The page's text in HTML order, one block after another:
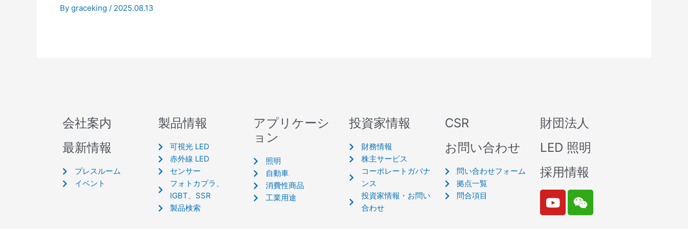
By graceking / 2025.08.13
会社案内
最新情報
プレスルーム
イベント
製品情報
可視光 LED
赤外線 LED
センサー
フォトカプラ、
IGBT、SSR
製品検索
アプリケーシ
ョン
照明
自動車
消費性商品
工業用途
投資家情報
財務情報
株主サービス
コーポレートガバナ
ンス
投資家情報・お問い
合わせ
CSR
お問い合わせ
問い合わせフォーム
拠点一覧
問合項目
財団法人
LED 照明
採用情報
Y
o
W
e